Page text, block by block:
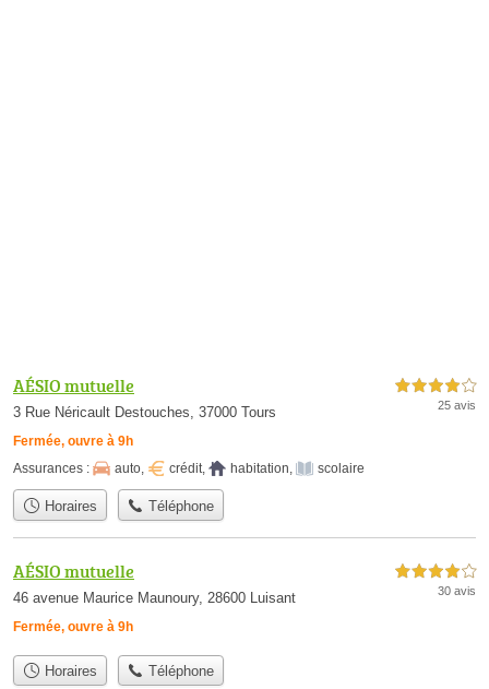
AÉSIO mutuelle
3 Rue Néricault Destouches, 37000 Tours
Fermée, ouvre à 9h
4,0 étoiles sur 5
25 avis
Assurances : auto, crédit, habitation, scolaire
Horaires Téléphone
AÉSIO mutuelle
46 avenue Maurice Maunoury, 28600 Luisant
Fermée, ouvre à 9h
4,0 étoiles sur 5
30 avis
Horaires Téléphone